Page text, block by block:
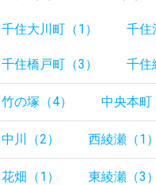
千住大川町（1） 千住
千住橋戸町（3） 千住
竹の塚（4） 中央本町
中川（2） 西綾瀬（1）
花畑（1） 東綾瀬（3）